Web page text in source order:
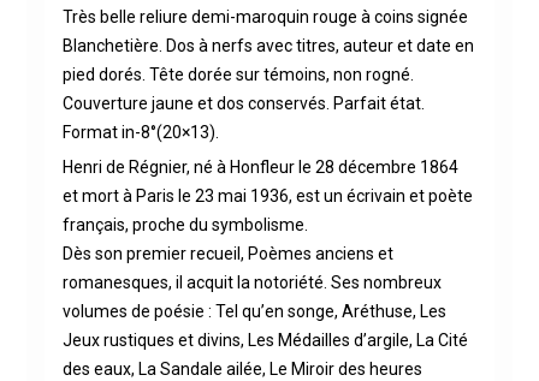
Très belle reliure demi-maroquin rouge à coins signée
Blanchetière. Dos à nerfs avec titres, auteur et date en
pied dorés. Tête dorée sur témoins, non rogné.
Couverture jaune et dos conservés. Parfait état.
Format in-8°(20×13).
Henri de Régnier, né à Honfleur le 28 décembre 1864
et mort à Paris le 23 mai 1936, est un écrivain et poète
français, proche du symbolisme.
Dès son premier recueil, Poèmes anciens et
romanesques, il acquit la notoriété. Ses nombreux
volumes de poésie : Tel qu’en songe, Aréthuse, Les
Jeux rustiques et divins, Les Médailles d’argile, La Cité
des eaux, La Sandale ailée, Le Miroir des heures